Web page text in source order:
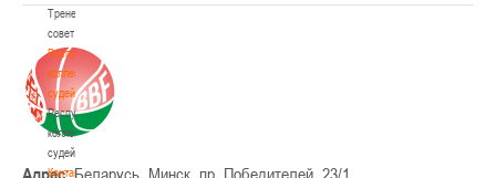
Тренерский
совет
Республиканская
коллегия
судей
Республиканская
коллегия
судей
Контакты
Адрес: Беларусь, Минск, пр. Победителей, 23/1